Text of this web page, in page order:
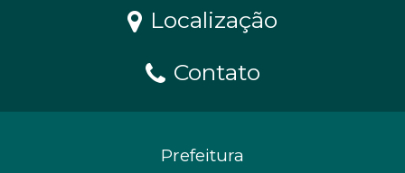
Localização
Contato
Prefeitura